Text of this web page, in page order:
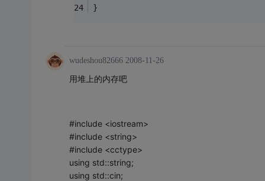
}
wudeshou82666 2008-11-26
用堆上的内存吧
#include <iostream>
#include <string>
#include <cctype>
using std::string;
using std::cin;